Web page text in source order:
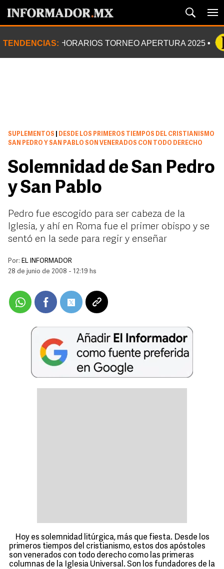
TENDENCIAS: HORARIOS TORNEO APERTURA 2025
SUPLEMENTOS
DESDE LOS PRIMEROS TIEMPOS DEL CRISTIANISMO
SAN PEDRO Y SAN PABLO SON VENERADOS CON TODO DERECHO
Solemnidad de San Pedro
y San Pablo
Pedro fue escogido para ser cabeza de la
Iglesia, y ahí en Roma fue el primer obispo y se
sentó en la sede para regir y enseñar
Por: EL INFORMADOR
28 de junio de 2008 - 12:19 hs
Hoy es solemnidad litúrgica, más que fiesta. Desde los
primeros tiempos del cristianismo, estos dos apóstoles
son venerados con todo derecho como las primeras
columnas de la Iglesia Universal. Son los fundadores de la